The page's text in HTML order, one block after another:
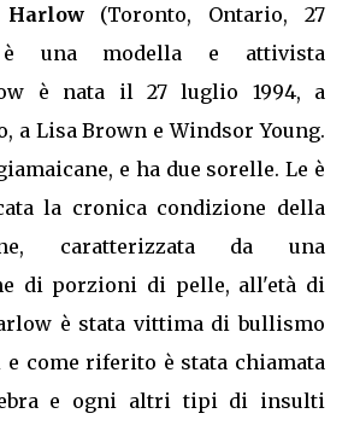
(Toronto, Ontario, 27
una modella e attivista
è nata il 27 luglio 1994, a
a Lisa Brown e Windsor Young.
e ha due sorelle. Le è
la cronica condizione della
caratterizzata da una
di porzioni di pelle, all'età di
è stata vittima di bullismo
come riferito è stata chiamata
e ogni altri tipi di insulti